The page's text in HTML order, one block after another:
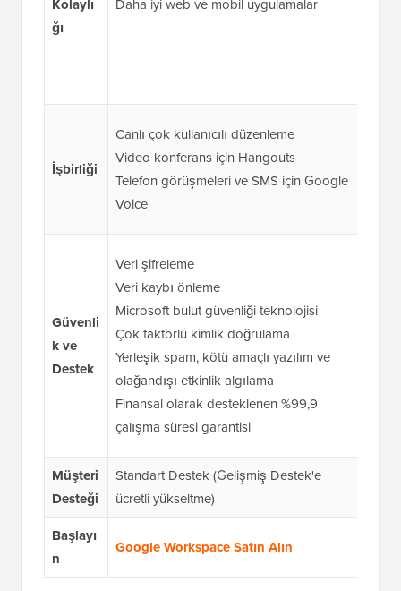
Kolaylı
ğı
Daha iyi web ve mobil uygulamalar
İşbirliği
Canlı çok kullanıcılı düzenleme
Video konferans için Hangouts
Telefon görüşmeleri ve SMS için Google
Voice
Güvenli
k ve
Destek
Veri şifreleme
Veri kaybı önleme
Microsoft bulut güvenliği teknolojisi
Çok faktörlü kimlik doğrulama
Yerleşik spam, kötü amaçlı yazılım ve
olağandışı etkinlik algılama
Finansal olarak desteklenen %99,9
çalışma süresi garantisi
Müşteri
Desteği
Standart Destek (Gelişmiş Destek'e
ücretli yükseltme)
Başlayı
n
Google Workspace Satın Alın